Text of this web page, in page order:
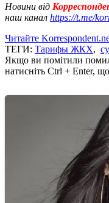
Новини від
наш канал https://t.me/
Читайте
ТЕГИ: Тарифы ЖКХ,
Якщо ви помітили
натисніть Ctrl + Enter,